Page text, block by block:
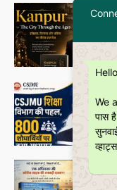
We
पास